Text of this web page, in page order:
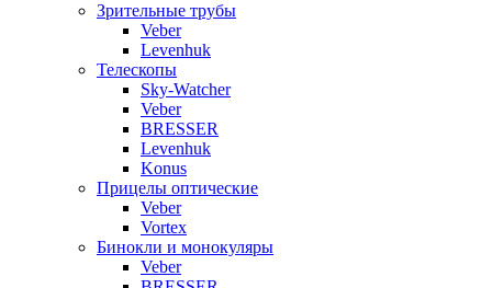
Зрительные трубы
Veber
Levenhuk
Телескопы
Sky-Watcher
Veber
BRESSER
Levenhuk
Konus
Прицелы оптические
Veber
Vortex
Бинокли и монокуляры
Veber